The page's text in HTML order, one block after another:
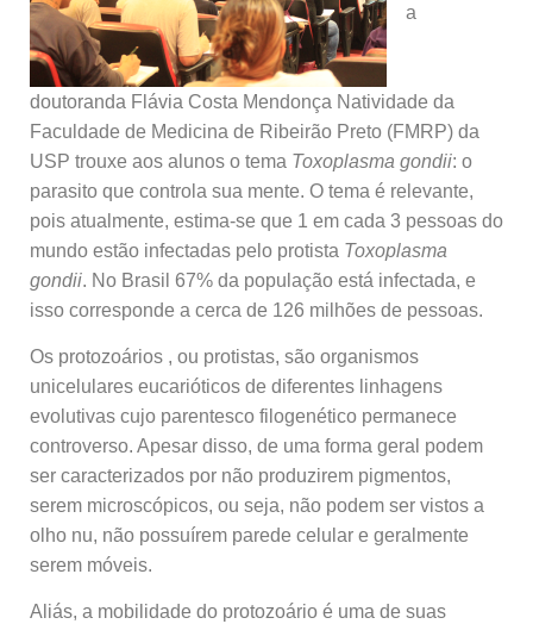
a
doutoranda Flávia Costa Mendonça Natividade da
Faculdade de Medicina de Ribeirão Preto (FMRP) da
USP trouxe aos alunos o tema Toxoplasma gondii: o
parasito que controla sua mente. O tema é relevante,
pois atualmente, estima-se que 1 em cada 3 pessoas do
mundo estão infectadas pelo protista Toxoplasma
gondii. No Brasil 67% da população está infectada, e
isso corresponde a cerca de 126 milhões de pessoas.
Os protozoários , ou protistas, são organismos
unicelulares eucarióticos de diferentes linhagens
evolutivas cujo parentesco filogenético permanece
controverso. Apesar disso, de uma forma geral podem
ser caracterizados por não produzirem pigmentos,
serem microscópicos, ou seja, não podem ser vistos a
olho nu, não possuírem parede celular e geralmente
serem móveis.
Aliás, a mobilidade do protozoário é uma de suas